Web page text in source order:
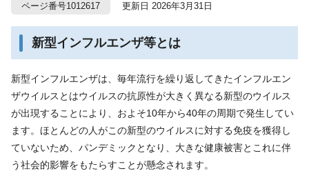
ページ番号1012617 更新日 2026年3月31日
新型インフルエンザ等とは
新型インフルエンザは、毎年流行を繰り返してきたインフルエン
ザウイルスとはウイルスの抗原性が大きく異なる新型のウイルス
が出現することにより、およそ10年から40年の周期で発生してい
ます。ほとんどの人がこの新型のウイルスに対する免疫を獲得し
ていないため、パンデミックとなり、大きな健康被害とこれに伴
う社会的影響をもたらすことが懸念されます。